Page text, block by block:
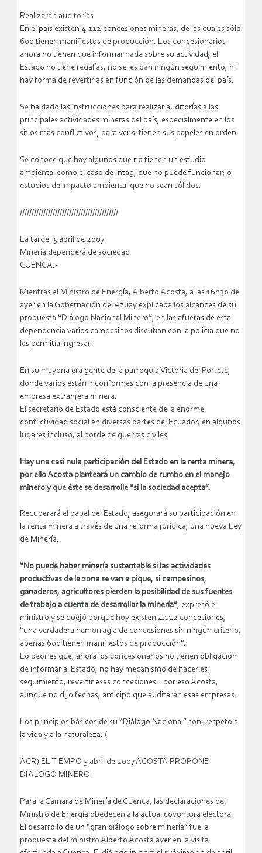
Realizarán auditorías
En el país existen 4.112 concesiones mineras, de las cuales sólo
600 tienen manifiestos de producción. Los concesionarios
ahora no tienen que informar nada sobre su actividad, el
Estado no tiene regalías, no se les dan ningún seguimiento, ni
hay forma de revertirlas en función de las demandas del país.
Se ha dado las instrucciones para realizar auditorías a las
principales actividades mineras del país, especialmente en los
sitios más conflictivos, para ver si tienen sus papeles en orden.
Se conoce que hay algunos que no tienen un estudio
ambiental como el caso de Intag, que no puede funcionar; o
estudios de impacto ambiental que no sean sólidos.
//////////////////////////////////////////
La tarde. 5 abril de 2007
Minería dependerá de sociedad
CUENCA.-
Mientras el Ministro de Energía, Alberto Acosta, a las 16h30 de
ayer en la Gobernación del Azuay explicaba los alcances de su
propuesta “Diálogo Nacional Minero”, en las afueras de esta
dependencia varios campesinos discutían con la policía que no
les permitía ingresar.
En su mayoría era gente de la parroquia Victoria del Portete,
donde varios están inconformes con la presencia de una
empresa extranjera minera.
El secretario de Estado está consciente de la enorme
conflictividad social en diversas partes del Ecuador, en algunos
lugares incluso, al borde de guerras civiles.
Hay una casi nula participación del Estado en la renta minera,
por ello Acosta planteará un cambio de rumbo en el manejo
minero y que éste se desarrolle “si la sociedad acepta”.
Recuperará el papel del Estado, asegurará su participación en
la renta minera a través de una reforma jurídica, una nueva Ley
de Minería.
“No puede haber minería sustentable si las actividades
productivas de la zona se van a pique, si campesinos,
ganaderos, agricultores pierden la posibilidad de sus fuentes
de trabajo a cuenta de desarrollar la minería”, expresó el
ministro y se quejó porque hoy existen 4.112 concesiones,
“una verdadera hemorragia de concesiones sin ningún criterio,
apenas 600 tienen manifiestos de producción”.
Lo peor es que, ahora los concesionarios no tienen obligación
de informar al Estado, no hay mecanismo de hacerles
seguimiento, revertir esas concesiones…por eso Acosta,
aunque no dijo fechas, anticipó que auditarán esas empresas.
Los principios básicos de su “Diálogo Nacional” son: respeto a
la vida y a la naturaleza. (
ACR) EL TIEMPO 5 abril de 2007 ACOSTA PROPONE
DIALOGO MINERO
Para la Cámara de Minería de Cuenca, las declaraciones del
Ministro de Energía obedecen a la actual coyuntura electoral
El desarrollo de un “gran diálogo sobre minería” fue la
propuesta del ministro Alberto Acosta ayer en la visita